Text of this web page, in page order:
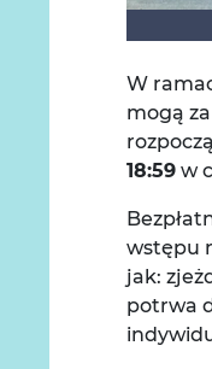
W
mogą
18:59 w
wstępu
jak:
potrwa